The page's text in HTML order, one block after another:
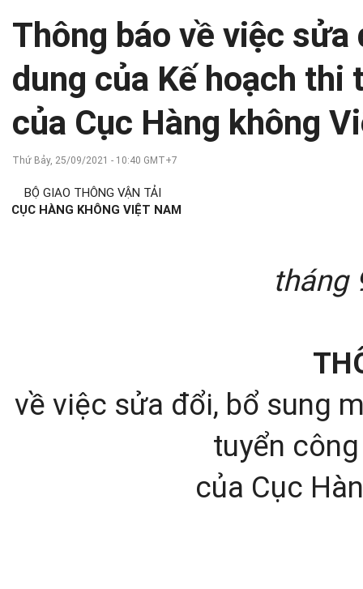
Thông báo về việc
dung của Kế hoạch
của Cục Hàng không
Thứ Bảy, 25/09/2021 - 10:40 GMT+7
BỘ GIAO THÔNG VẬN TẢI
CỤC HÀNG KHÔNG VIỆT NAM
tháng
về việc sửa đổi, bổ sung
tuyển
của Cục